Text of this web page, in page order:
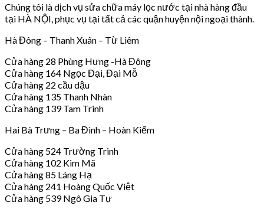
Chúng tôi là dịch vụ sửa chữa máy lọc nước tại nhà hàng đầu
tại HÀ NỘI, phục vụ tại tất cả các quận huyện nội ngoại thành.
Hà Đông – Thanh Xuân – Từ Liêm
Cửa hàng 28 Phùng Hưng -Hà Đông
Cửa hàng 164 Ngọc Đại, Đại Mỗ
Cửa hàng 22 cầu dậu
Cửa hàng 135 Thanh Nhàn
Cửa hàng 139 Tam Trinh
Hai Bà Trưng – Ba Đình – Hoàn Kiếm
Cửa hàng 524 Trường Trinh
Cửa hàng 102 Kim Mã
Cửa hàng 85 Láng Hạ
Cửa hàng 241 Hoàng Quốc Việt
Cửa hàng 539 Ngô Gia Tự